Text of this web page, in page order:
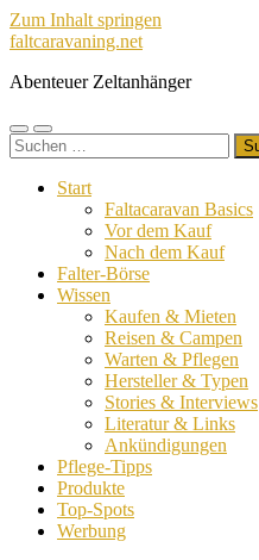
Zum Inhalt springen
faltcaravaning.net
Abenteuer Zeltanhänger
Mobile-
Menü
Suchfeld
ein-/ausblenden
Suchen
nach:
Start
Faltacaravan Basics
Vor dem Kauf
Nach dem Kauf
Falter-Börse
Wissen
Kaufen & Mieten
Reisen & Campen
Warten & Pflegen
Hersteller & Typen
Stories & Interviews
Literatur & Links
Ankündigungen
Pflege-Tipps
Produkte
Top-Spots
Werbung